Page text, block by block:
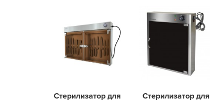
Стерилизатор для
Стерилизатор для